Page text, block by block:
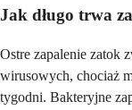
Jak długo trwa
Ostre zapalenie zatok
wirusowych, chociaż
tygodni. Bakteryjne